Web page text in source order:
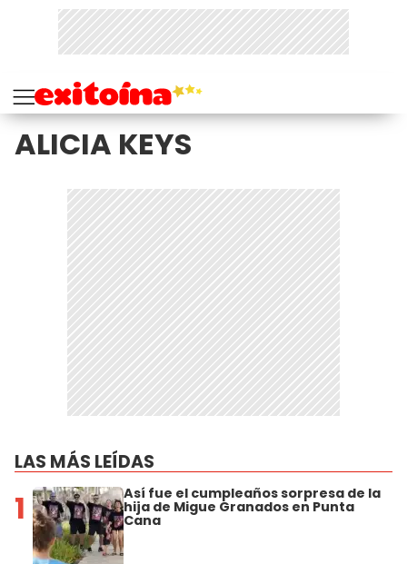
ALICIA KEYS
LAS MÁS LEÍDAS
1 Así fue el cumpleaños sorpresa de la
hija de Migue Granados en Punta
Cana